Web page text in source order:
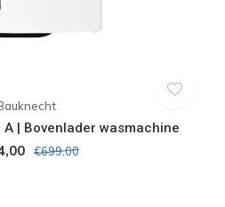
A | Bovenlader wasmachine
€699,00